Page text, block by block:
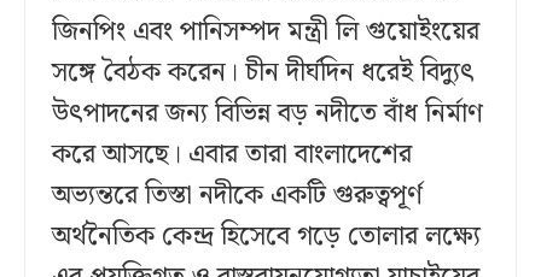
জিনপিং এবং পানিসম্পদ মন্ত্রী লি গুয়োইংয়ের
সঙ্গে বৈঠক করেন। চীন দীর্ঘদিন ধরেই বিদ্যুৎ
উৎপাদনের জন্য বিভিন্ন বড় নদীতে বাঁধ নির্মাণ
করে আসছে। এবার তারা বাংলাদেশের
অভ্যন্তরে তিস্তা নদীকে একটি গুরুত্বপূর্ণ
অর্থনৈতিক কেন্দ্র হিসেবে গড়ে তোলার লক্ষ্যে